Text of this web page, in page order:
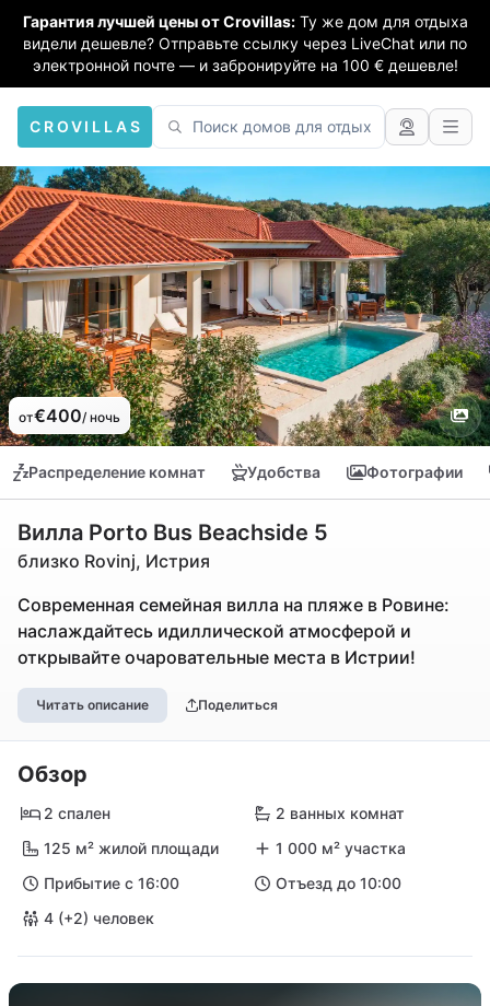
Гарантия лучшей цены от Crovillas: Ту же дом для отдыха
видели дешевле? Отправьте ссылку через LiveChat или по
электронной почте — и забронируйте на 100 € дешевле!
CROVILLAS
от€400/ ночь
Распределение комнат Удобства Фотографии
Вилла Porto Bus Beachside 5
близко Rovinj, Истрия
Современная семейная вилла на пляже в Ровине:
наслаждайтесь идиллической атмосферой и
открывайте очаровательные места в Истрии!
Читать описание Поделиться
Обзор
2 спален
2 ванных комнат
125 м² жилой площади
1 000 м² участка
Прибытие с 16:00
Отъезд до 10:00
4 (+2) человек